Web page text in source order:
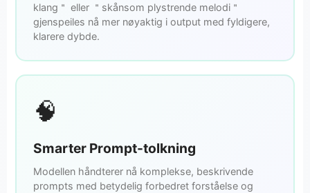
klang＂ eller ＂skånsom plystrende melodi＂
gjenspeiles nå mer nøyaktig i output med fyldigere,
klarere dybde.
🧠
Smarter Prompt-tolkning
Modellen håndterer nå komplekse, beskrivende
prompts med betydelig forbedret forståelse og